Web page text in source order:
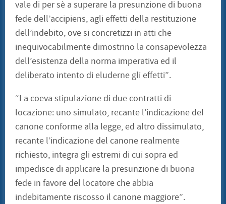
vale di per sè a superare la presunzione di buona
fede dell’accipiens, agli effetti della restituzione
dell’indebito, ove si concretizzi in atti che
inequivocabilmente dimostrino la consapevolezza
dell’esistenza della norma imperativa ed il
deliberato intento di eluderne gli effetti”.
“La coeva stipulazione di due contratti di
locazione: uno simulato, recante l’indicazione del
canone conforme alla legge, ed altro dissimulato,
recante l’indicazione del canone realmente
richiesto, integra gli estremi di cui sopra ed
impedisce di applicare la presunzione di buona
fede in favore del locatore che abbia
indebitamente riscosso il canone maggiore”.